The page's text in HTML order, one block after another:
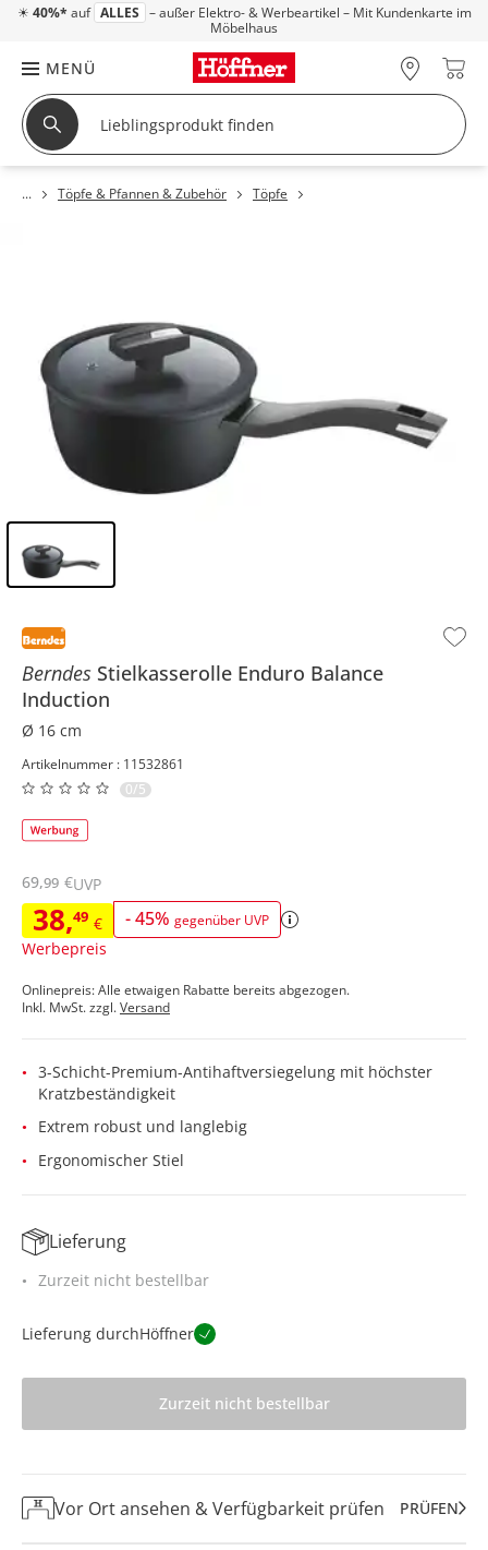
☀ 40%* auf ALLES – außer Elektro- & Werbeartikel – Mit Kundenkarte im
Möbelhaus
MENÜ
Töpfe & Pfannen & Zubehör Töpfe
Berndes Stielkasserolle Enduro Balance
Induction
Ø 16 cm
Artikelnummer : 11532861
0/5
38,49 € -45% gegenüber UVP
Werbepreis
69,99 €UVP
Onlinepreis: Alle etwaigen Rabatte bereits abgezogen.
Inkl. MwSt. zzgl.Versand
3-Schicht-Premium-Antihaftversiegelung mit höchster
Kratzbeständigkeit
Extrem robust und langlebig
Ergonomischer Stiel
Lieferung
Zurzeit nicht bestellbar
Lieferung durchHöffner
Zurzeit nicht bestellbar
Vor Ort ansehen & Verfügbarkeit prüfen PRÜFEN